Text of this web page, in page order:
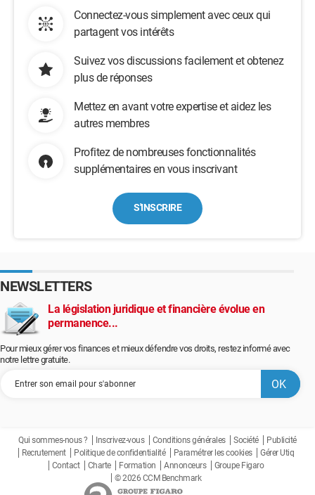
Connectez-vous simplement avec ceux qui
partagent vos intérêts
Suivez vos discussions facilement et obtenez
plus de réponses
Mettez en avant votre expertise et aidez les
autres membres
Profitez de nombreuses fonctionnalités
supplémentaires en vous inscrivant
S'INSCRIRE
NEWSLETTERS
La législation juridique et financière évolue en
permanence...
Pour mieux gérer vos finances et mieux défendre vos droits, restez informé avec
notre lettre gratuite.
Qui sommes-nous ? Inscrivez-vous Conditions générales Société
Publicité
Recrutement
Politique de confidentialité Paramétrer les cookies
Gérer Utiq
Contact
Charte Formation Annonceurs
Groupe Figaro
© 2026 CCM Benchmark